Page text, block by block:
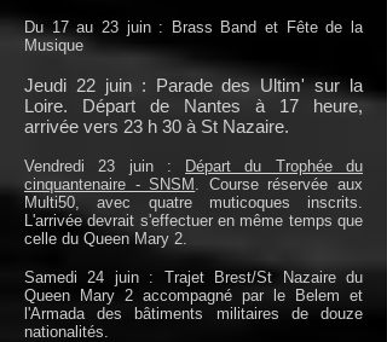
Du 17 au 23 juin : Brass Band et Fête de la
Musique
Jeudi 22 juin : Parade des Ultim' sur la
Loire. Départ de Nantes à 17 heure,
arrivée vers 23 h 30 à St Nazaire.
Vendredi 23 juin :
Départ du Trophée du
cinquantenaire - SNSM . Course réservée aux
Multi50, avec quatre muticoques inscrits.
L'arrivée devrait s'effectuer en même temps que
celle du Queen Mary 2.
Samedi 24 juin : Trajet Brest/St Nazaire du
Queen Mary 2 accompagné par le Belem et
l'Armada des bâtiments militaires de douze
nationalités.